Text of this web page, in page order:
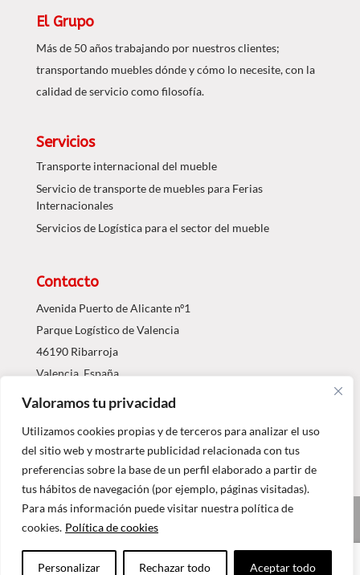
Valoramos tu privacidad
Utilizamos cookies propias y de terceros para analizar el uso
del sitio web y mostrarte publicidad relacionada con tus
preferencias sobre la base de un perfil elaborado a partir de
tus hábitos de navegación (por ejemplo, páginas visitadas).
Para más información puede visitar nuestra política de
cookies. Política de cookies
Personalizar Rechazar todo Aceptar todo
El Grupo
Más de 50 años trabajando por nuestros clientes;
transportando muebles dónde y cómo lo necesite, con la
calidad de servicio como filosofía.
Servicios
Transporte internacional del mueble
Servicio de transporte de muebles para Ferias
Internacionales
Servicios de Logística para el sector del mueble
Contacto
Avenida Puerto de Alicante nº1
Parque Logístico de Valencia
46190 Ribarroja
Valencia, España
Tel.: 96 1203063
info@agdojavi.com
© 2017 - GRUPO AGDOJAVI
Política de cookies
Canal de Denuncias